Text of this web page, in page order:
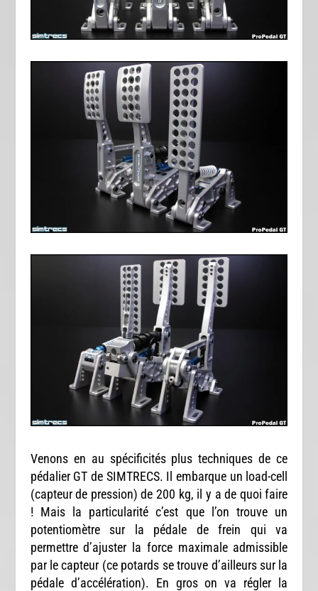
Venons en au spécificités plus techniques de ce
pédalier GT de SIMTRECS. Il embarque un load-cell
(capteur de pression) de 200 kg, il y a de quoi faire
! Mais la particularité c’est que l’on trouve un
potentiomètre sur la pédale de frein qui va
permettre d’ajuster la force maximale admissible
par le capteur (ce potards se trouve d’ailleurs sur la
pédale d’accélération). En gros on va régler la